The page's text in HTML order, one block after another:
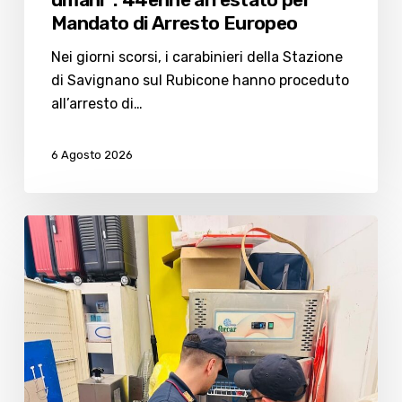
Mandato di Arresto Europeo
Nei giorni scorsi, i carabinieri della Stazione
di Savignano sul Rubicone hanno proceduto
all’arresto di…
6 Agosto 2026
Carenze
igieniche
e
irregolarità:
chiuso
temporaneamente
il
bazar